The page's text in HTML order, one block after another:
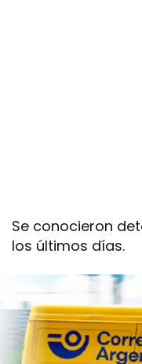
Se conocieron
los últimos días.